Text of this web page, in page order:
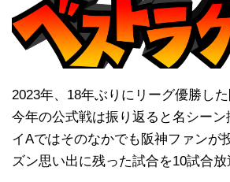
2023年、18年ぶりにリーグ優勝した
今年の公式戦は振り返ると名シーン
イAではそのなかでも阪神ファンが
ズン思い出に残った試合を10試合放